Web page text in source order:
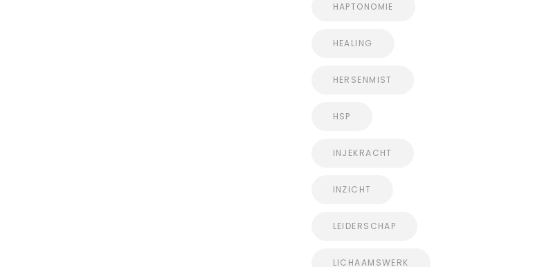
HAPTONOMIE
HEALING
HERSENMIST
HSP
INJEKRACHT
INZICHT
LEIDERSCHAP
LICHAAMSWERK